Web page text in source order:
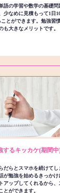
語の学習や数学の基礎
少なめに見積もって1日
ことができます。勉強習
も大きなメリットです。
するキッカケ(期間中
だらとスマホを続けて
が勉強を始めるきっか
アップしてくれるから
とができます。